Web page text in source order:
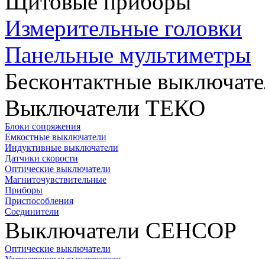
Измерительные головки
Панельные мультиметры
Бесконтактные
Выключатели ТЕКО
Блоки сопряжения
Емкостные выключатели
Индуктивные выключатели
Датчики скорости
Оптические выключатели
Магниточувствительные
Приборы
Приспособления
Соединители
Выключатели СЕНСОР
Оптические выключатели